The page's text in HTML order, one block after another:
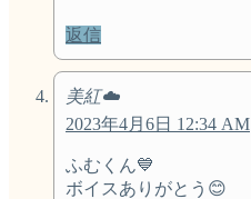
返信
美紅☁️
2023年4月6日 12:34 AM
ふむくん💙
ボイスありがとう😊